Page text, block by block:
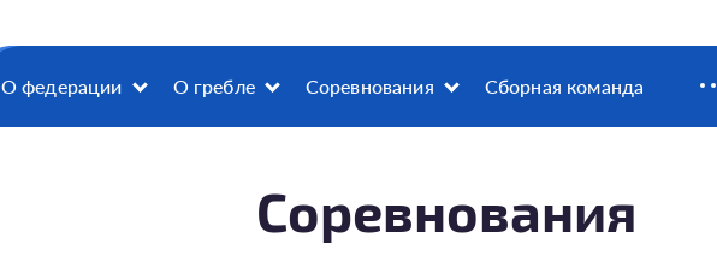
О федерации О гребле Соревнования Сборная команда
Соревнования